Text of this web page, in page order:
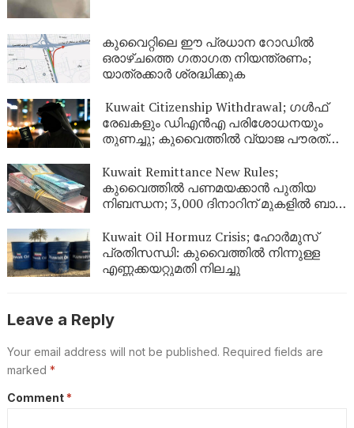
കുവൈറ്റിലെ ഈ പ്രധാന റോഡിൽ
ഒരാഴ്ചത്തെ ഗതാഗത നിയന്ത്രണം;
യാത്രക്കാർ ശ്രദ്ധിക്കുക
Kuwait Citizenship Withdrawal; ഗൾഫ്
രേഖകളും ഡിഎൻഎ പരിശോധനയും
തുണച്ചു; കുവൈത്തിൽ വ്യാജ പൗരത്വം
Kuwait Remittance New Rules;
കുവൈത്തിൽ പണമയക്കാൻ പുതിയ
നിബന്ധന; 3,000 ദിനാറിന് മുകളിൽ ബാങ്ക്
Kuwait Oil Hormuz Crisis; ഹോർമുസ്
പ്രതിസന്ധി: കുവൈത്തിൽ നിന്നുള്ള
എണ്ണക്കയറ്റുമതി നിലച്ചു
Leave a Reply
Your email address will not be published. Required fields are
marked *
Comment *